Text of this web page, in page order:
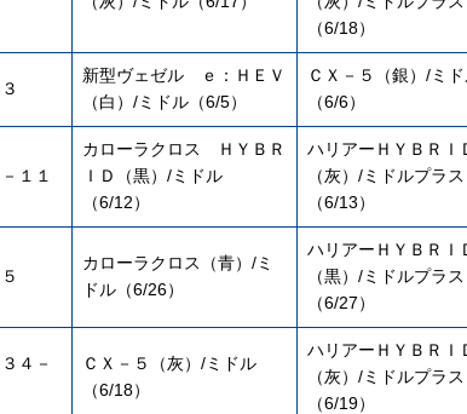
（6/18）
新型ヴェゼル ｅ：ＨＥＶ
（白）/ミドル（6/5）
ＣＸ－５（銀）/ミ
（6/6）
１１
カローラクロス ＨＹＢＲ
ＩＤ（黒）/ミドル
（6/12）
ハリアーＨＹＢＲＩ
（灰）/ミドルプラス
（6/13）
カローラクロス（青）/ミ
ドル（6/26）
ハリアーＨＹＢＲＩ
（黒）/ミドルプラス
（6/27）
４－
ＣＸ－５（灰）/ミドル
（6/18）
ハリアーＨＹＢＲＩ
（灰）/ミドルプラス
（6/19）